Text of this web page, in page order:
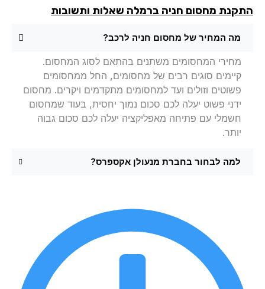
מחסום חניהברמלה שאלות ותשובות
מה המחיר של מחסום חניה לרכב?
מחירי המחסומים משתנים בהתאם לסוג המחסום.
קיימים סוגים רבים של מחסומים, החל ממחסומים
פשוטים וזולים ועד למחסומים מתקדמים ויקרים. מחסום
ידני פשוט יעלה לכם סכום נמוך יחסית, בעוד שמחסום
חשמלי עם פתיחה מאפליקציה יעלה לכם סכום גבוה
למה לבחור בחברת מנעולן אקספרס?